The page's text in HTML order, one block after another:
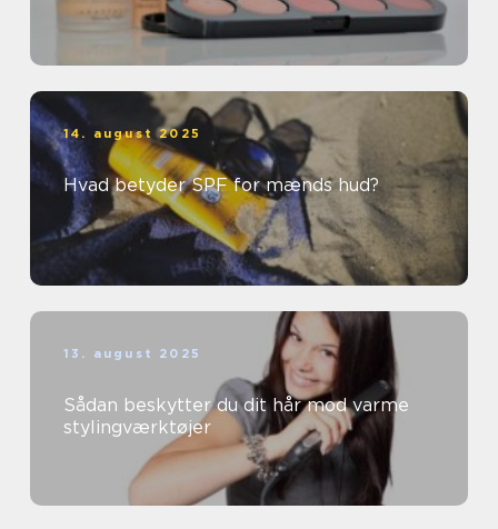
14. august 2025
Hvad betyder SPF for mænds hud?
13. august 2025
Sådan beskytter du dit hår mod varme
stylingværktøjer